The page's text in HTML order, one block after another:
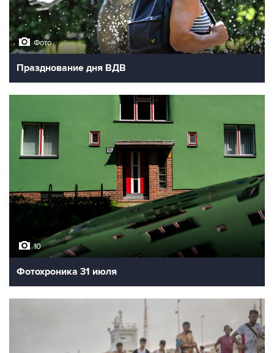
Фото
Празднование дня ВДВ
10
Фотохроника 31 июля